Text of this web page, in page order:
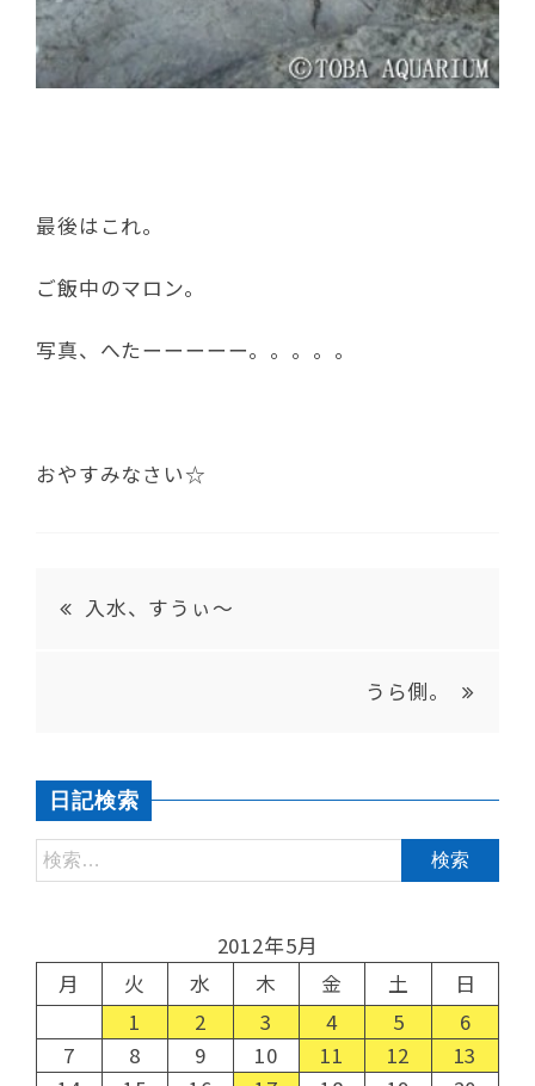
最後はこれ。
ご飯中のマロン。
写真、へたーーーーー。。。。。
おやすみなさい☆
入水、すうぃ～
うら側。
日記検索
2012年5月
月
火 水 木 金 土
日
1
2 3 4 5
6
7
8 9 10 11 12
13